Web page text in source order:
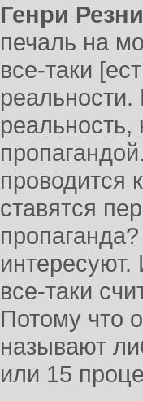
Генри
печаль на
все-таки
реальности.
реальность,
проводится
ставятся
все-таки
Потому что
называют
или 15